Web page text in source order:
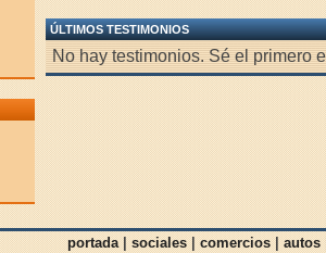
ÚLTIMOS TESTIMONIOS
No hay testimonios. Sé el primero
portada | sociales | comercios | autos